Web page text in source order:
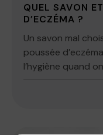
QUEL SAVON
D’ECZÉMA ?
Un savon mal
poussée
l’hygiène quand